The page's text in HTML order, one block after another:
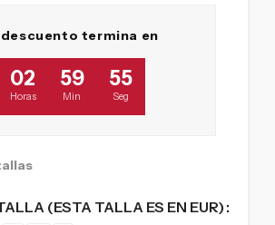
descuento termina en
02
Horas
59
Min
54
Seg
(ESTA TALLA ES EN EUR)